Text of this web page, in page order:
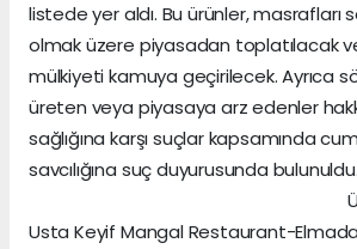
listede yer aldı. Bu ürünler, masrafları
olmak üzere piyasadan toplatılacak
mülkiyeti kamuya geçirilecek. Ayrıca
üreten veya piyasaya arz edenler
sağlığına karşı suçlar kapsamında
savcılığına suç duyurusunda
Ürün Adı
Usta Keyif Mangal Restaurant-